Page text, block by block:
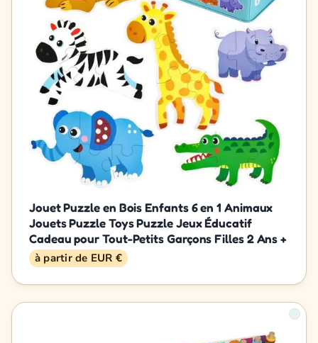
Jouet Puzzle en Bois Enfants 6 en 1 Animaux
Jouets Puzzle Toys Puzzle Jeux Éducatif
Cadeau pour Tout-Petits Garçons Filles 2 Ans +
à partir de EUR €